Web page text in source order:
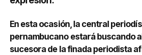
En esta ocasión, la central
pernambucano estará buscando
sucesora de la finada periodista